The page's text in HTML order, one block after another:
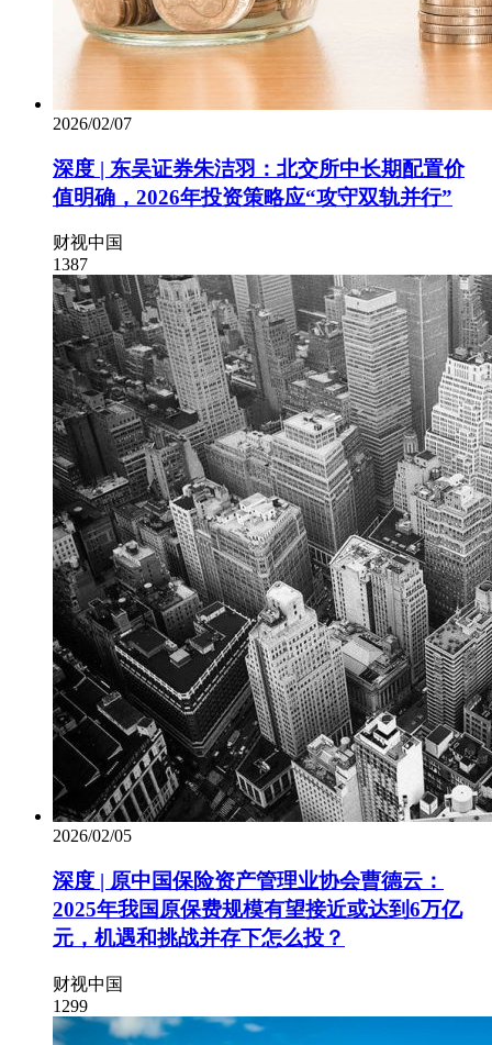
2026/02/07
深度 | 东吴证券朱洁羽：北交所中长期配置价
值明确，2026年投资策略应“攻守双轨并行”
财视中国
1387
2026/02/05
深度 | 原中国保险资产管理业协会曹德云：
2025年我国原保费规模有望接近或达到6万亿
元，机遇和挑战并存下怎么投？
财视中国
1299